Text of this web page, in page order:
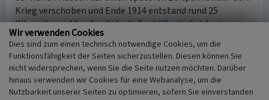
Krieg verschoben und Ende 1914 entstand rund 25
Kilometer entfernt mit derLuftschiffhalle Spicheine
Anlage zur Entlastung.
Obgleich der Standort der Luftschiffhalle nach den
militärisch-preußischen Richtlinien offiziell „geheim“
war, ließen sich die Starts und Landungen der riesigen
Wir verwenden Cookies
Dies sind zum einen technisch notwendige Cookies, um die
Funktionsfähigkeit der Seiten sicherzustellen. Diesen können Sie
nicht widersprechen, wenn Sie die Seite nutzen möchten. Darüber
hinaus verwenden wir Cookies für eine Webanalyse, um die
Nutzbarkeit unserer Seiten zu optimieren, sofern Sie einverstanden